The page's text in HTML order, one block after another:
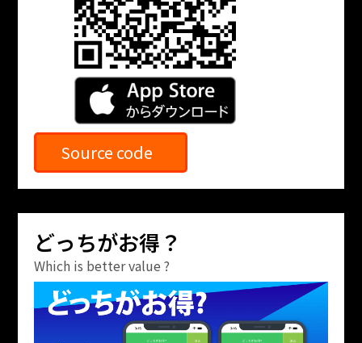
Source code
どっちがお得？
Which is better value ?